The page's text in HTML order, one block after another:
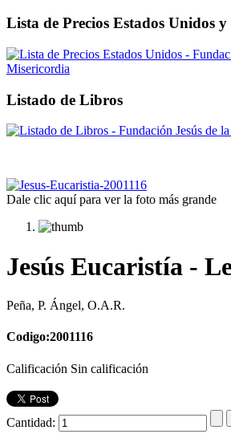
Lista de Precios Estados Unidos
Listado de Libros
Dale clic aquí para ver la foto más grande
Jesús Eucaristía -
Peña, P. Ángel, O.A.R.
Codigo:2001116
Calificación Sin calificación
Cantidad: